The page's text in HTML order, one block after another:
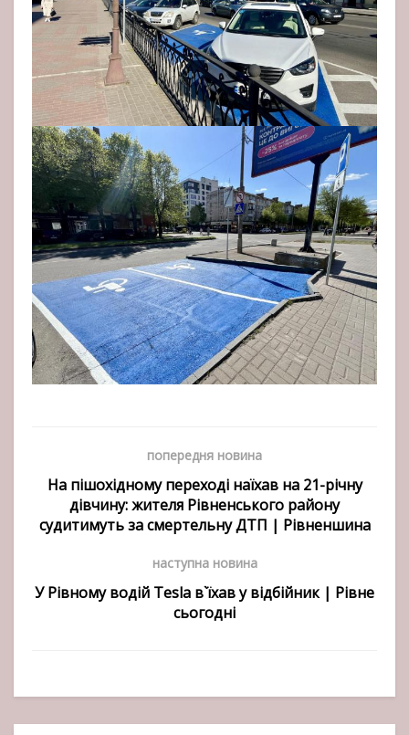
попередня новина
На пішохідному переході наїхав на 21-річну
дівчину: жителя Рівненського району
судитимуть за смертельну ДТП | Рівненшина
наступна новина
У Рівному водій Tesla в`їхав у відбійник | Рівне
сьогодні